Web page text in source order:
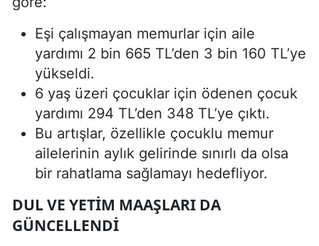
Eşi çalışmayan memurlar için aile
yardımı 2 bin 665 TL’den 3 bin 160 TL’ye
yükseldi.
6 yaş üzeri çocuklar için ödenen çocuk
yardımı 294 TL’den 348 TL’ye çıktı.
Bu artışlar, özellikle çocuklu memur
ailelerinin aylık gelirinde sınırlı da olsa
bir rahatlama sağlamayı hedefliyor.
DUL VE YETIM MAAŞLARI DA
GÜNCELLENDI